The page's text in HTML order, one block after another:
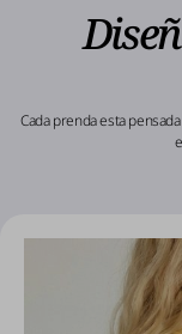
Cada prenda esta